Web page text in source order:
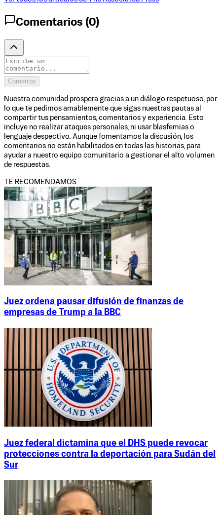
Comentarios (0)
Comentar
Nuestra comunidad prospera gracias a un diálogo respetuoso, por
lo que te pedimos amablemente que sigas nuestras pautas al
compartir tus pensamientos, comentarios y experiencia. Esto
incluye no realizar ataques personales, ni usar blasfemias o
lenguaje despectivo. Aunque fomentamos la discusión, los
comentarios no están habilitados en todas las historias, para
ayudar a nuestro equipo comunitario a gestionar el alto volumen
de respuestas.
TE RECOMENDAMOS
Juez ordena pausar difusión de finanzas de
empresas de Trump a la BBC
Juez federal dictamina que el DHS puede revocar
protecciones contra la deportación para Sudán del
Sur